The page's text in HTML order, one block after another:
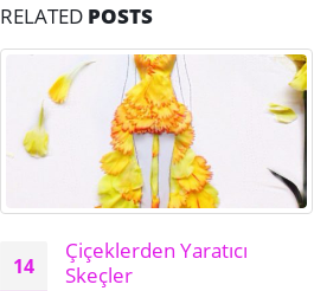
RELATED POSTS
14
Çiçeklerden Yaratıcı
Skeçler